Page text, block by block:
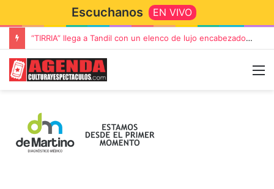
Escuchanos EN VIVO
Rata Blanca regresa a Tandil con un show demoledor en el Estadio Unión y Progreso